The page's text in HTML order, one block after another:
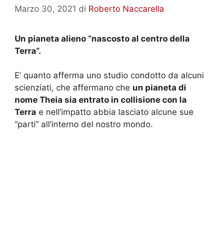
Marzo 30, 2021 di Roberto Naccarella
Un pianeta alieno “nascosto al centro della
Terra”.
E’ quanto afferma uno studio condotto da alcuni
scienziati, che affermano che un pianeta di
nome Theia sia entrato in collisione con la
Terra e nell’impatto abbia lasciato alcune sue
“parti” all’interno del nostro mondo.